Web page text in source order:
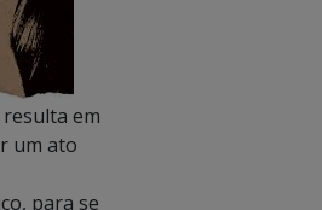
em
um ato
para se